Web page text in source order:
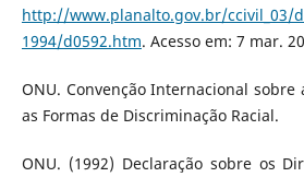
http://www.planalto.gov.br/ccivil_03/
1994/d0592.htm. Acesso em: 7 mar.
ONU. Convenção Internacional sobre
as Formas de Discriminação Racial.
ONU. (1992) Declaração sobre os